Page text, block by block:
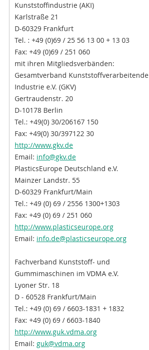
Kunststoffindustrie (AKI)
Karlstraße 21
D-60329 Frankfurt
Tel. : +49 (0)69 / 25 56 13 00 + 13 03
Fax: +49 (0)69 / 251 060
mit ihren Mitgliedsverbänden:
Gesamtverband Kunststoffverarbeitende
Industrie e.V. (GKV)
Gertraudenstr. 20
D-10178 Berlin
Tel.: +49(0) 30/206167 150
Fax: +49(0) 30/397122 30
http://www.gkv.de
Email: info@gkv.de
PlasticsEurope Deutschland e.V.
Mainzer Landstr. 55
D-60329 Frankfurt/Main
Tel.: +49 (0) 69 / 2556 1300+1303
Fax: +49 (0) 69 / 251 060
http://www.plasticseurope.org
Email: info.de@plasticseurope.org
Fachverband Kunststoff- und
Gummimaschinen im VDMA e.V.
Lyoner Str. 18
D - 60528 Frankfurt/Main
Tel.: +49 (0) 69 / 6603-1831 + 1832
Fax: +49 (0) 69 / 6603-1840
http://www.guk.vdma.org
Email: guk@vdma.org